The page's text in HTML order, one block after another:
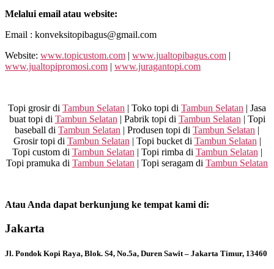
Melalui email atau website:
Email : konveksitopibagus@gmail.com
Website: www.topicustom.com | www.jualtopibagus.com |
www.jualtopipromosi.com | www.juragantopi.com
Topi grosir di Tambun Selatan | Toko topi di Tambun Selatan | Jasa
buat topi di Tambun Selatan | Pabrik topi di Tambun Selatan | Topi
baseball di Tambun Selatan | Produsen topi di Tambun Selatan |
Grosir topi di Tambun Selatan | Topi bucket di Tambun Selatan |
Topi custom di Tambun Selatan | Topi rimba di Tambun Selatan |
Topi pramuka di Tambun Selatan | Topi seragam di Tambun Selatan
Atau Anda dapat berkunjung ke tempat kami di:
Jakarta
Jl. Pondok Kopi Raya, Blok. S4, No.5a, Duren Sawit – Jakarta Timur, 13460